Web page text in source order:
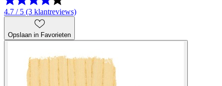
4.7 / 5 (3 klantreviews)
Opslaan in Favorieten